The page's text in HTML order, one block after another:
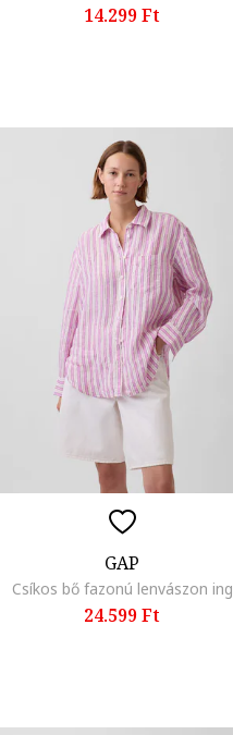
14.299 Ft
GAP
Csíkos bő fazonú lenvászon ing
24.599 Ft